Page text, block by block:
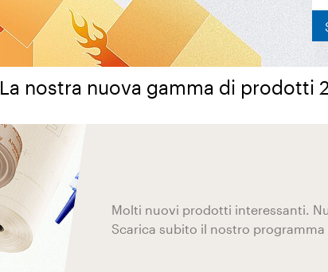
La nostra nuova gamma di prodotti
Molti nuovi prodotti interessanti.
Scarica subito il nostro programma